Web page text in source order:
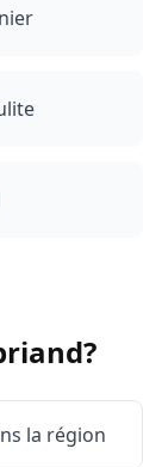
?
la région